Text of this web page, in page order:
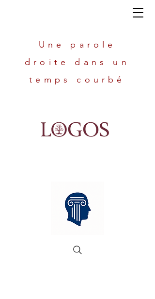
Une parole
droite dans un
temps courbé